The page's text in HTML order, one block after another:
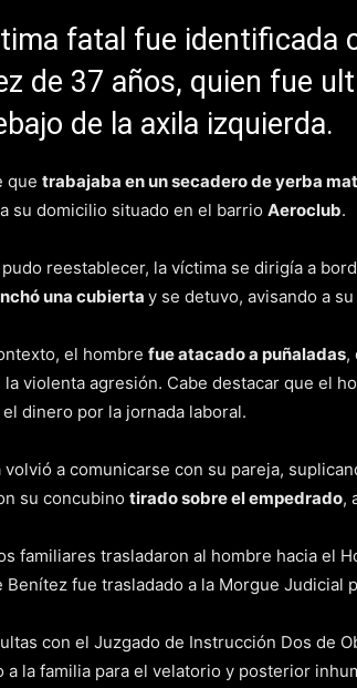
fatal fue identificada
de 37 años, quien fue
de la axila izquierda.
que trabajaba en un secadero de yerba
su domicilio situado en el barrio Aeroclub.
reestablecer, la víctima se dirigía a
una cubierta y se detuvo, avisando a
el hombre fue atacado a puñaladas,
la violenta agresión. Cabe destacar que el
dinero por la jornada laboral.
volvió a comunicarse con su pareja,
su concubino tirado sobre el empedrado,
familiares trasladaron al hombre hacia el
Benítez fue trasladado a la Morgue Judicial
con el Juzgado de Instrucción Dos de
a la familia para el velatorio y posterior